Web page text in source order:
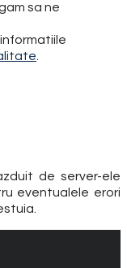
sa ne
.
de server-ele
eventualele erori